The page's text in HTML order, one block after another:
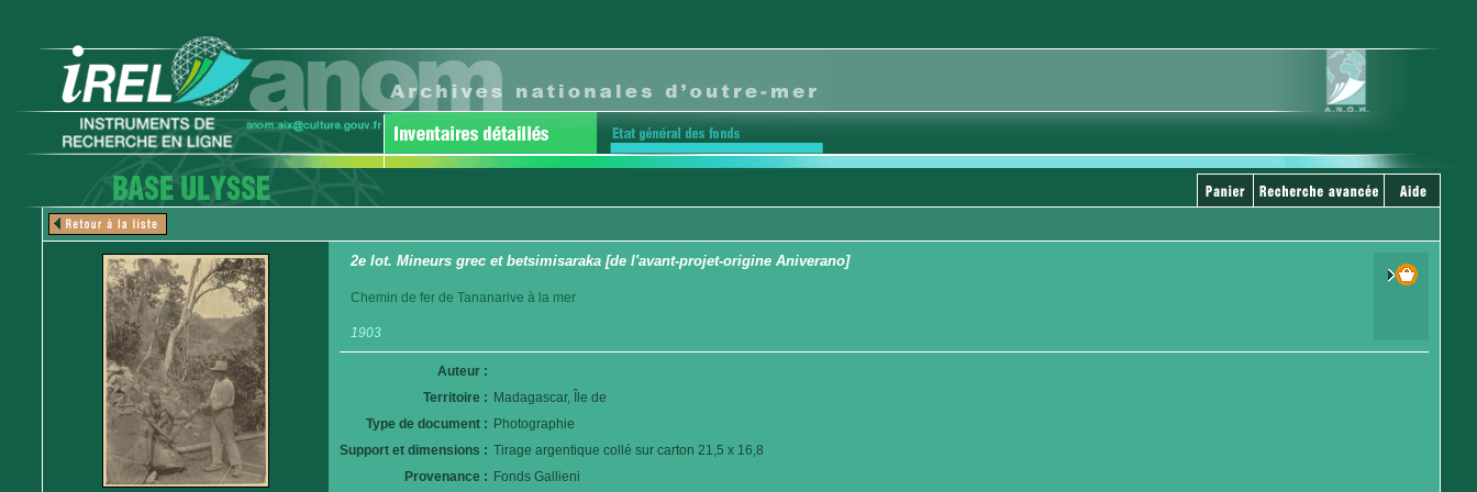
2e lot. Mineurs grec et betsimisaraka [de l'avant-projet-origine Aniverano]
Chemin de fer de Tananarive à la mer
1903
Auteur :
Territoire : Madagascar, Île de
Type de document : Photographie
Support et dimensions : Tirage argentique collé sur carton 21,5 x 16,8
Provenance : Fonds Gallieni